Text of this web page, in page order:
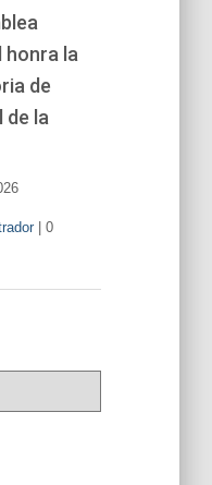
honra la
de
de la
| 0